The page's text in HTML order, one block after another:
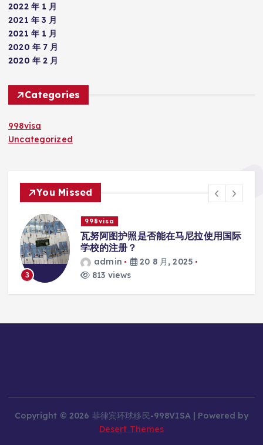
2022 年 1 月
2021 年 3 月
2021 年 1 月
2020 年 7 月
2020 年 2 月
Categories
998visa
Uncategorized
You Missed
3
998visa
瓦努阿图护照是否能在马尼拉使用国际
学校的注册？
admin
20 8 月, 2025
813 views
Copyright © 2026 菲律宾环球移民-998VISA | Powered by
Desert Themes